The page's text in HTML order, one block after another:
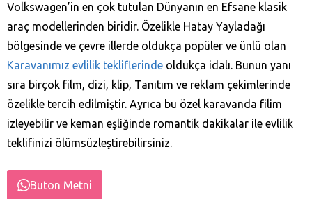
Volkswagen’in en çok tutulan Dünyanın en Efsane klasik
araç modellerinden biridir. Özelikle Hatay Yayladağı‎
bölgesinde ve çevre illerde oldukça popüler ve ünlü olan
Karavanımız evlilik tekliflerinde oldukça idalı. Bunun yanı
sıra birçok film, dizi, klip, Tanıtım ve reklam çekimlerinde
özelikle tercih edilmiştir. Ayrıca bu özel karavanda filim
izleyebilir ve keman eşliğinde romantik dakikalar ile evlilik
teklifinizi ölümsüzleştirebilirsiniz.
Buton Metni